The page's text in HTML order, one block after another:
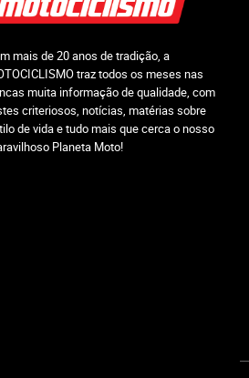
mais de 20 anos de tradição, a
traz todos os meses nas
muita informação de qualidade, com
criteriosos, notícias, matérias sobre
de vida e tudo mais que cerca o nosso
Planeta Moto!